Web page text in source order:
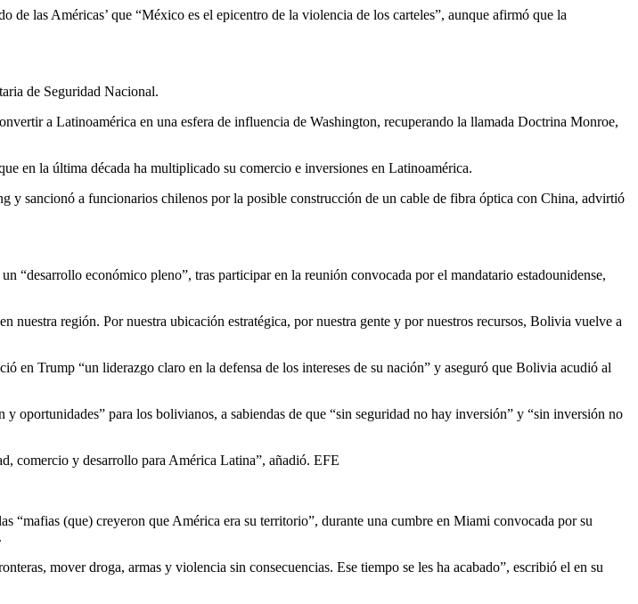
las Américas’ que “México es el epicentro de la violencia de los carteles”, aunque afirmó que la
de Seguridad Nacional.
a Latinoamérica en una esfera de influencia de Washington, recuperando la llamada Doctrina Monroe,
en la última década ha multiplicado su comercio e inversiones en Latinoamérica.
y sancionó a funcionarios chilenos por la posible construcción de un cable de fibra óptica con China, advirtió
“desarrollo económico pleno”, tras participar en la reunión convocada por el mandatario estadounidense,
región. Por nuestra ubicación estratégica, por nuestra gente y por nuestros recursos, Bolivia vuelve a
en Trump “un liderazgo claro en la defensa de los intereses de su nación” y aseguró que Bolivia acudió al
oportunidades” para los bolivianos, a sabiendas de que “sin seguridad no hay inversión” y “sin inversión no
comercio y desarrollo para América Latina”, añadió. EFE
“mafias (que) creyeron que América era su territorio”, durante una cumbre en Miami convocada por su
mover droga, armas y violencia sin consecuencias. Ese tiempo se les ha acabado”, escribió el en su